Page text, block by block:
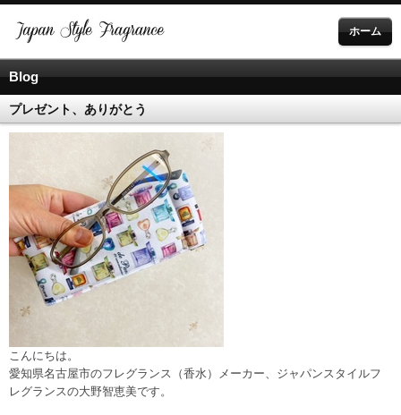
ホーム
Blog
プレゼント、ありがとう
こんにちは。
愛知県名古屋市のフレグランス（香水）メーカー、ジャパンスタイルフ
レグランスの大野智恵美です。